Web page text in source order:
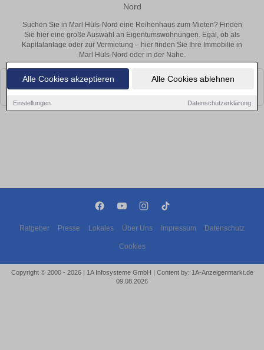
Alle Cookies akzeptieren Alle Cookies ablehnen
Einstellungen Datenschutzerklärung
Nord
Suchen Sie in Marl Hüls-Nord eine Reihenhaus zum Mieten? Finden
Sie hier eine große Auswahl an Eigentumswohnungen. Egal, ob als
Kapitalanlage oder zur Vermietung – hier finden Sie Ihre Immobilie in
Marl Hüls-Nord oder in der Nähe.
Leider konnten wir derzeit keine passenden Objekte finden. Schauen Sie
bald wieder vorbei!
Ratgeber Presse Lokales Über Uns Impressum Datenschutz
Cookies
Copyright © 2000 - 2026 | 1A Infosysteme GmbH | Content by: 1A-Anzeigenmarkt.de
09.08.2026